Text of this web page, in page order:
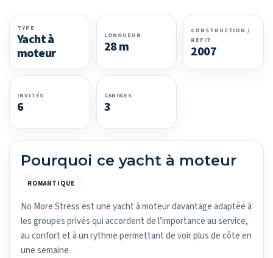
TYPE
Yacht à
moteur
LONGUEUR
28 m
CONSTRUCTION /
REFIT
2007
INVITÉS
6
CABINES
3
Pourquoi ce yacht à moteur
ROMANTIQUE
No More Stress est une yacht à moteur davantage adaptée à
les groupes privés qui accordent de l’importance au service,
au confort et à un rythme permettant de voir plus de côte en
une semaine.